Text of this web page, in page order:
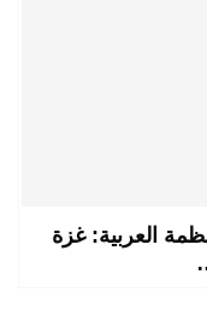
العربية: غزة